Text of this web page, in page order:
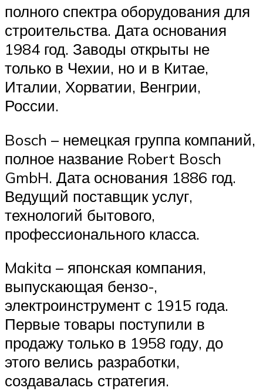
полного спектра оборудования для
строительства. Дата основания
1984 год. Заводы открыты не
только в Чехии, но и в Китае,
Италии, Хорватии, Венгрии,
России.
Bosch – немецкая группа компаний,
полное название Robert Bosch
GmbH. Дата основания 1886 год.
Ведущий поставщик услуг,
технологий бытового,
профессионального класса.
Makita – японская компания,
выпускающая бензо-,
электроинструмент с 1915 года.
Первые товары поступили в
продажу только в 1958 году, до
этого велись разработки,
создавалась стратегия.